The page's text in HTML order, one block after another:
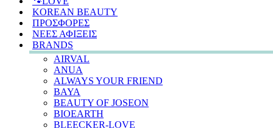
KOREAN BEAUTY
ΠΡΟΣΦΟΡΕΣ
ΝΕΕΣ ΑΦΙΞΕΙΣ
BRANDS
AIRVAL
ANUA
ALWAYS YOUR FRIEND
BAYA
BEAUTY OF JOSEON
BIOEARTH
BLEECKER-LOVE